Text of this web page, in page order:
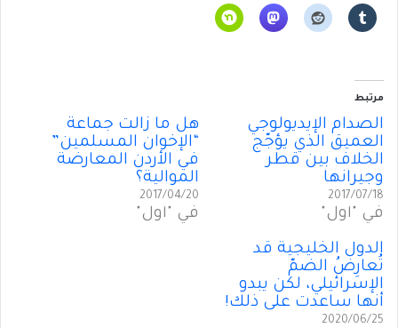
مرتبط
الصدام الإيديولوجي
العميق الذي يؤجّج
الخلاف بين قطر
وجيرانها
2017/07/18
في "أول"
هل ما زالت جماعة
“الإخوان المسلمين”
في الأردن المعارضة
الموالية؟
2017/04/20
في "أول"
الدول الخليجية قد
تُعارِضُ الضمّ
الإسرائيلي، لكن يبدو
أنها ساعدت على ذلك!
2020/06/25